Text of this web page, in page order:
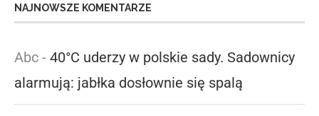
NAJNOWSZE KOMENTARZE
Abc - 40°C uderzy w polskie sady. Sadownicy
alarmują: jabłka dosłownie się spalą